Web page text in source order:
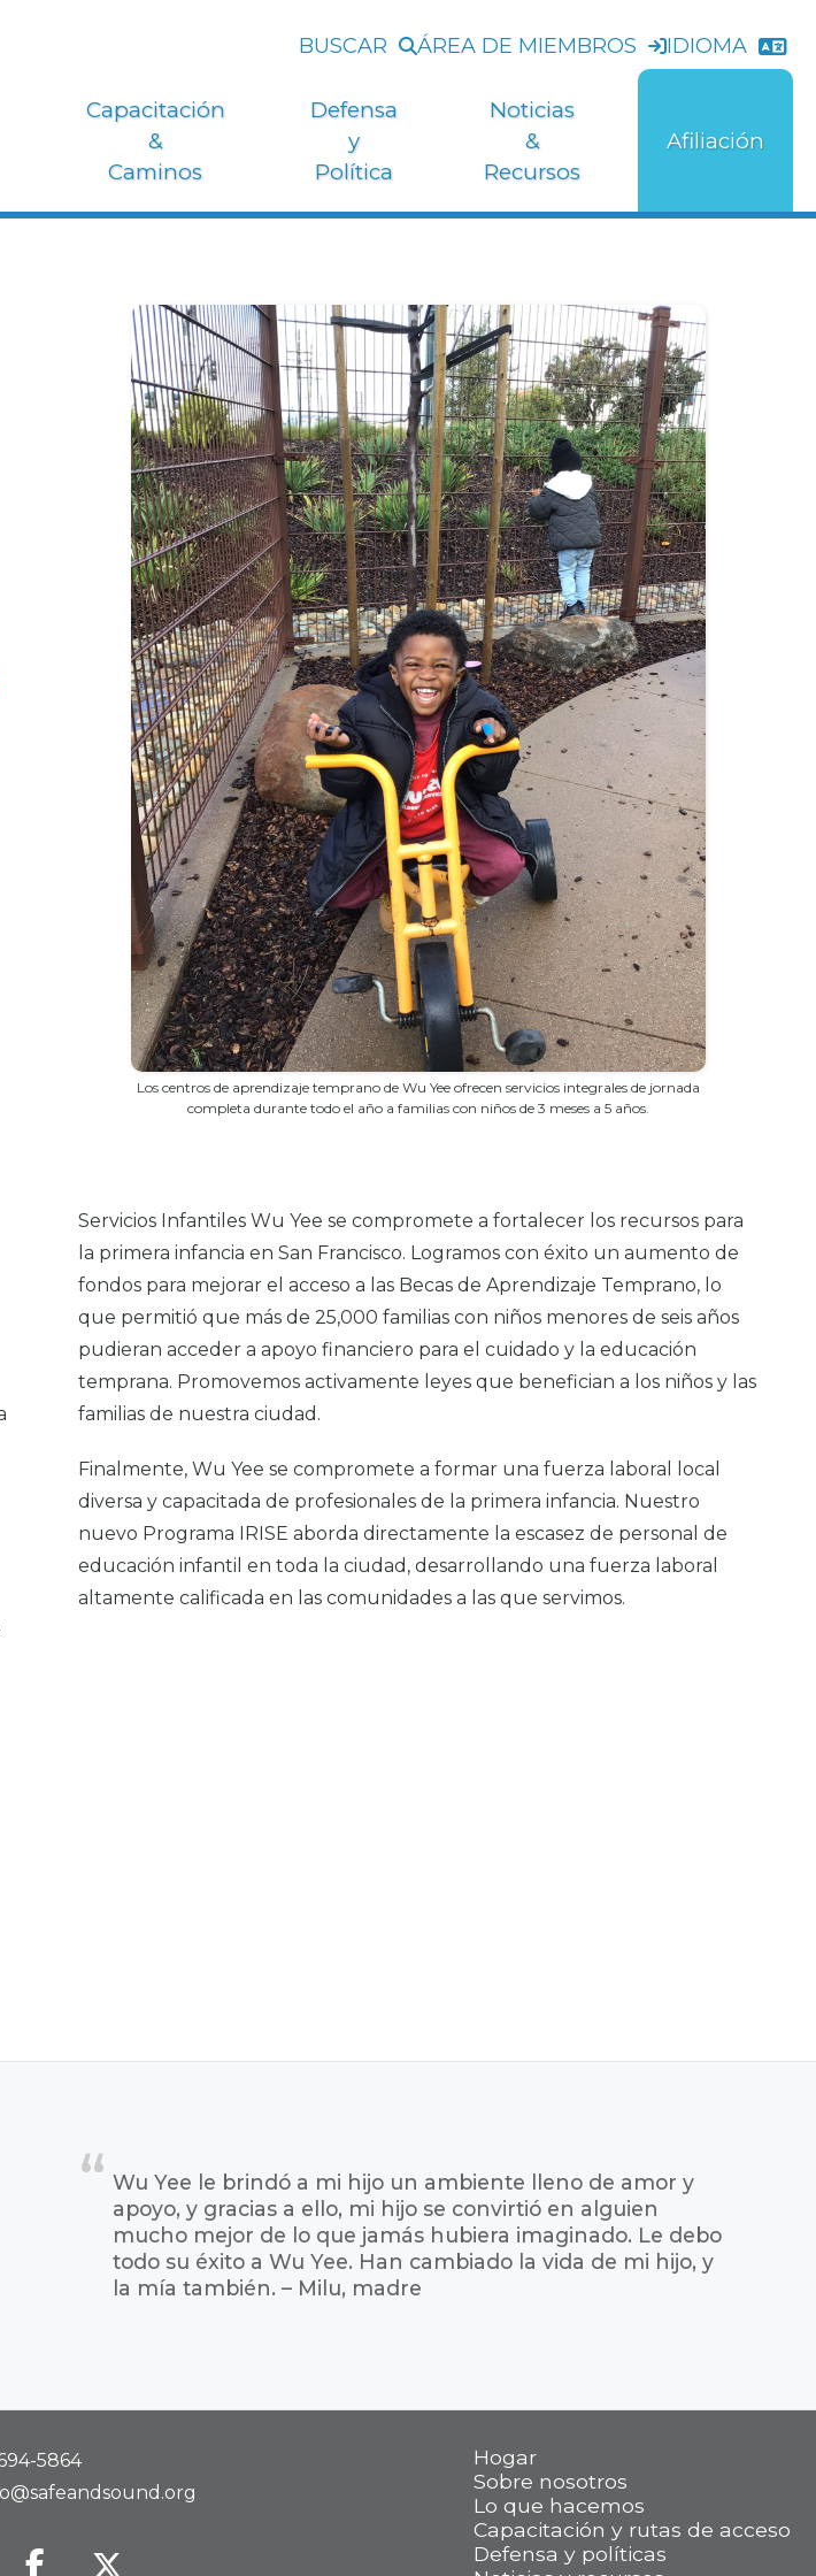
BUSCAR ÁREA DE MIEMBROS IDIOMA
Capacitación
&
Caminos
Defensa
y
Política
Noticias
&
Recursos
Afiliación
Los centros de aprendizaje temprano de Wu Yee ofrecen servicios integrales de jornada
completa durante todo el año a familias con niños de 3 meses a 5 años.
Servicios Infantiles Wu Yee se compromete a fortalecer los recursos para
la primera infancia en San Francisco. Logramos con éxito un aumento de
fondos para mejorar el acceso a las Becas de Aprendizaje Temprano, lo
que permitió que más de 25,000 familias con niños menores de seis años
pudieran acceder a apoyo financiero para el cuidado y la educación
temprana. Promovemos activamente leyes que benefician a los niños y las
familias de nuestra ciudad.
Finalmente, Wu Yee se compromete a formar una fuerza laboral local
diversa y capacitada de profesionales de la primera infancia. Nuestro
nuevo Programa IRISE aborda directamente la escasez de personal de
educación infantil en toda la ciudad, desarrollando una fuerza laboral
altamente calificada en las comunidades a las que servimos.
Wu Yee le brindó a mi hijo un ambiente lleno de amor y
apoyo, y gracias a ello, mi hijo se convirtió en alguien
mucho mejor de lo que jamás hubiera imaginado. Le debo
todo su éxito a Wu Yee. Han cambiado la vida de mi hijo, y
la mía también. – Milu, madre
5864
Hogar
Sobre nosotros
Lo que hacemos
Capacitación y rutas de acceso
Defensa y políticas